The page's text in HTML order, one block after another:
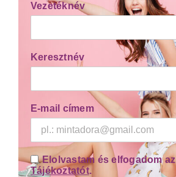
Vezetéknév
Keresztnév
E-mail címem
Elolvastam és elfogadom az
Tájékoztatót.